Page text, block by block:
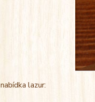
nabídka lazur: